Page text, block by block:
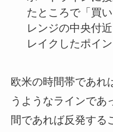
たところで「買
レンジの中央付
レイクしたポイ
欧米の時間帯であれ
うようなラインであ
間であれば反発する